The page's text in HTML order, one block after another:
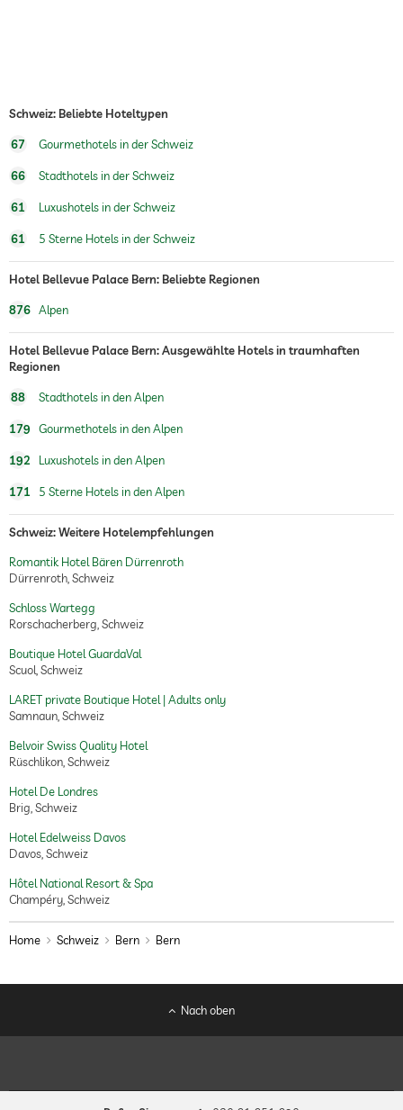
Hunde erlaubt
Wassersportmöglichkeiten Kanufahren
Fitnessraum
Fitnesskurse Aerobic
Kinderbetreuung
Schweiz: Beliebte Hoteltypen
67 Gourmethotels in der Schweiz
66 Stadthotels in der Schweiz
61 Luxushotels in der Schweiz
61 5 Sterne Hotels in der Schweiz
Hotel Bellevue Palace Bern: Beliebte Regionen
876 Alpen
Hotel Bellevue Palace Bern: Ausgewählte Hotels in traumhaften
Regionen
88 Stadthotels in den Alpen
179 Gourmethotels in den Alpen
192 Luxushotels in den Alpen
171 5 Sterne Hotels in den Alpen
Schweiz: Weitere Hotelempfehlungen
Romantik Hotel Bären Dürrenroth
Dürrenroth, Schweiz
Schloss Wartegg
Rorschacherberg, Schweiz
Boutique Hotel GuardaVal
Scuol, Schweiz
LARET private Boutique Hotel | Adults only
Samnaun, Schweiz
Belvoir Swiss Quality Hotel
Rüschlikon, Schweiz
Hotel De Londres
Brig, Schweiz
Hotel Edelweiss Davos
Davos, Schweiz
Hôtel National Resort & Spa
Champéry, Schweiz
Home Schweiz Bern Bern
Nach oben